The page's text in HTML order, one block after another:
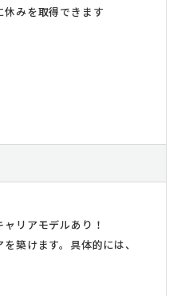
みを取得できます
リアモデルあり！
築けます。具体的には、